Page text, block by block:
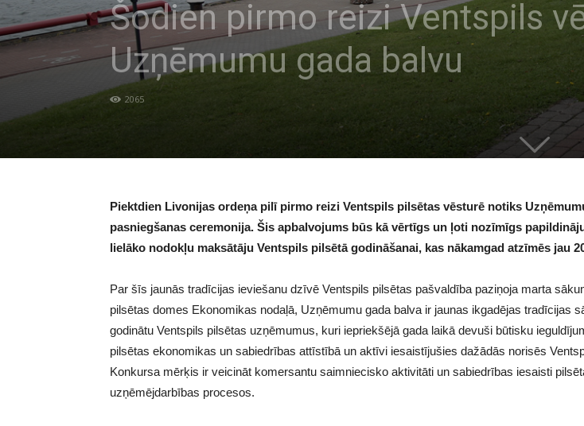
Šodien pirmo reizi Ventspils
Uzņēmumu gada balvu
2065
Piektdien Livonijas ordeņa pilī pirmo reizi Ventspils pilsētas vēsturē notiks
pasniegšanas ceremonija. Šis apbalvojums būs kā vērtīgs un ļoti nozīmīgs
lielāko nodokļu maksātāju Ventspils pilsētā godināšanai, kas nākamgad atzīmēs jau
Par šīs jaunās tradīcijas ieviešanu dzīvē Ventspils pilsētas pašvaldība paziņoja marta
pilsētas domes Ekonomikas nodaļā, Uzņēmumu gada balva ir jaunas ikgadējas tradīcijas
godinātu Ventspils pilsētas uzņēmumus, kuri iepriekšējā gada laikā devuši būtisku
pilsētas ekonomikas un sabiedrības attīstībā un aktīvi iesaistījušies dažādās norisēs
Konkursa mērķis ir veicināt komersantu saimniecisko aktivitāti un sabiedrības iesaisti
uzņēmējdarbības procesos.